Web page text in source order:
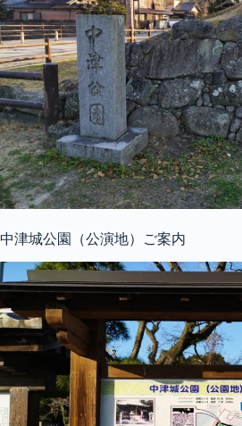
中津城公園（公演地）ご案内